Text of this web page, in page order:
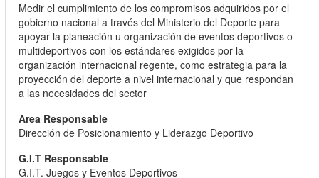
Medir el cumplimiento de los compromisos adquiridos por el
gobierno nacional a través del Ministerio del Deporte para
apoyar la planeación u organización de eventos deportivos o
multideportivos con los estándares exigidos por la
organización internacional regente, como estrategia para la
proyección del deporte a nivel internacional y que respondan
a las necesidades del sector
Dirección de Posicionamiento y Liderazgo Deportivo
G.I.T. Juegos y Eventos Deportivos